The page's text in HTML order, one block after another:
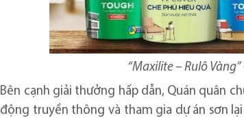
“Maxilite – Rulô
Bên cạnh giải thưởng hấp dẫn, Quán quân
động truyền thông và tham gia dự án sơn